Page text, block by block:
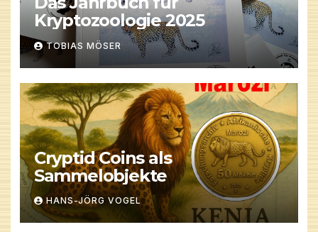
Kryptozoologie 2025
TOBIAS MÖSER
Cryptid Coins als
Sammelobjekte
HANS-JÖRG VOGEL